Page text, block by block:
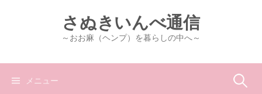
ツ
さぬきいんべ通信
～おお麻（ヘンプ）を暮らしの中へ～
メニュー 検